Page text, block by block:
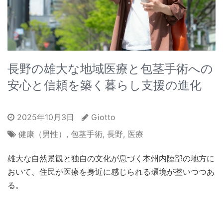
長野の雄大な地域医療と包茎手術への
安心と信頼を築く暮らし支援の進化
2025年10月3日
Giotto
健康（男性） , 包茎手術, 長野, 医療
雄大な自然景観と独自の文化が息づく本州内陸部の地方に
おいて、住民が医療を身近に感じられる環境が整いつつあ
る。